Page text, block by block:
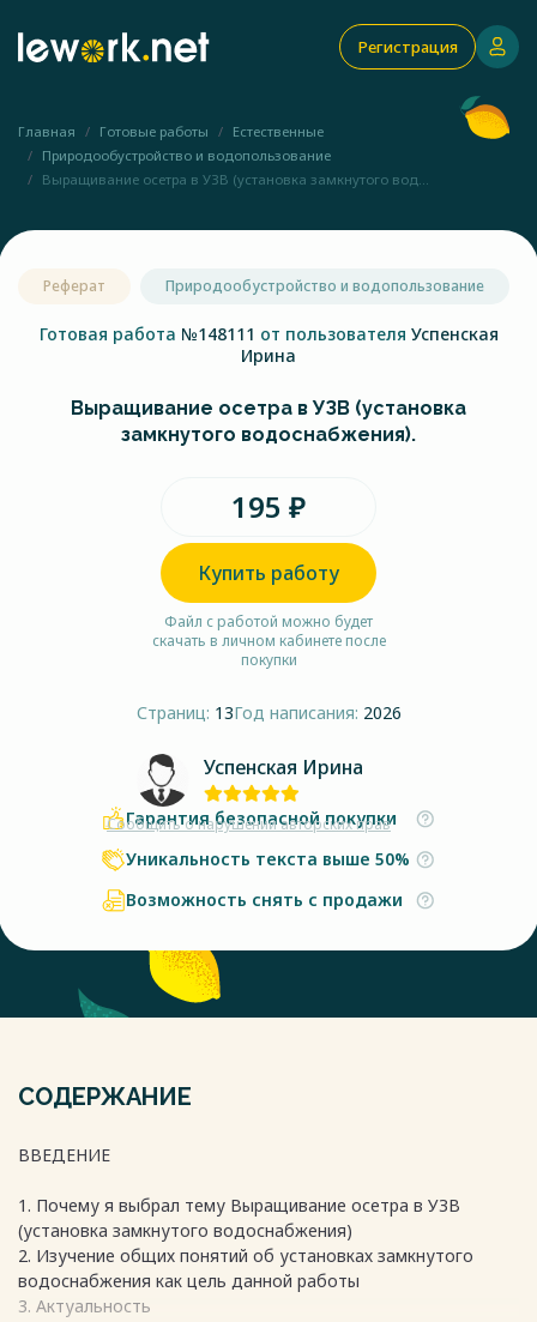
Регистрация
Главная Готовые работы
Естественные
Природообустройство и водопользование
Выращивание осетра в УЗВ (установка замкнутого вод...
Реферат Природообустройство и водопользование
Готовая работа №148111 от пользователя Успенская
Ирина
Выращивание осетра в УЗВ (установка
замкнутого водоснабжения).
195 ₽
Купить работу
Файл с работой можно будет
скачать в личном кабинете после
покупки
Страниц: 13Год написания: 2026
Успенская Ирина
Сообщить о нарушении авторских прав
Гарантия безопасной покупки
Уникальность текста выше 50%
Возможность снять с продажи
СОДЕРЖАНИЕ
ВВЕДЕНИЕ
1. Почему я выбрал тему Выращивание осетра в УЗВ
(установка замкнутого водоснабжения)
2. Изучение общих понятий об установках замкнутого
водоснабжения как цель данной работы
3. Актуальность